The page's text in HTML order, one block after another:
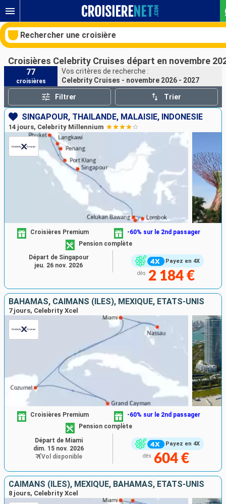
Rechercher une croisière
Nos destinations
Mois de départ
Ports Compagnies
Rechercher
Croisières Celebrity Cruises départ en novembre
77
croisières
Vos critères de recherche :
Celebrity Cruises - novembre 2026 - 2027
Filtrer Trier
SINGAPOUR, THAÏLANDE, MALAISIE, INDONÉSIE
14 jours, Celebrity Millennium
Payez en 4X
Croisières Premium
-60% sur le 2nd passager
Pension complète
dès 2 184 €
Départ de Singapour
jeu. 26 nov. 2026
BAHAMAS, CAÏMANS (ÎLES), MEXIQUE, ÉTATS-UNIS
7 jours, Celebrity Xcel
Payez en 4X
Croisières Premium
-60% sur le 2nd passager
Pension complète
dès 604 €
Départ de Miami
dim. 15 nov. 2026
Vol disponible
CAÏMANS (ÎLES), MEXIQUE, BAHAMAS, ÉTATS-UNIS
8 jours, Celebrity Xcel